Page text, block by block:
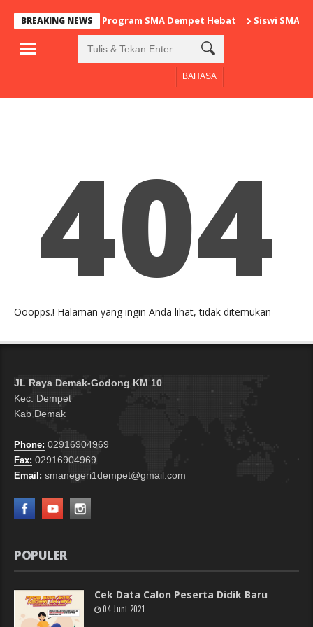
BREAKING NEWS Program SMA Dempet Hebat Siswi SMAN
BAHASA
404
Ooopps.! Halaman yang ingin Anda lihat, tidak ditemukan
JL Raya Demak-Godong KM 10
Kec. Dempet
Kab Demak
Phone: 02916904969
Fax: 02916904969
Email: smanegeri1dempet@gmail.com
POPULER
Cek Data Calon Peserta Didik Baru
04 Juni 2021